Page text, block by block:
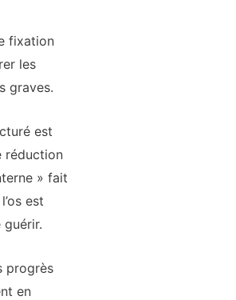
fixation
les
graves.
est
réduction
» fait
est
guérir.
progrès
en